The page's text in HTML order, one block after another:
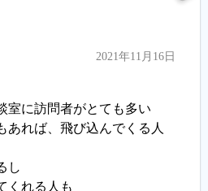
2021年11月16日
室に訪問者がとても多い
あれば、飛び込んでくる人
し
くれる人も